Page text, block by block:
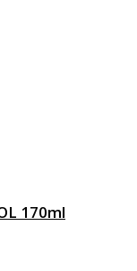
170ml